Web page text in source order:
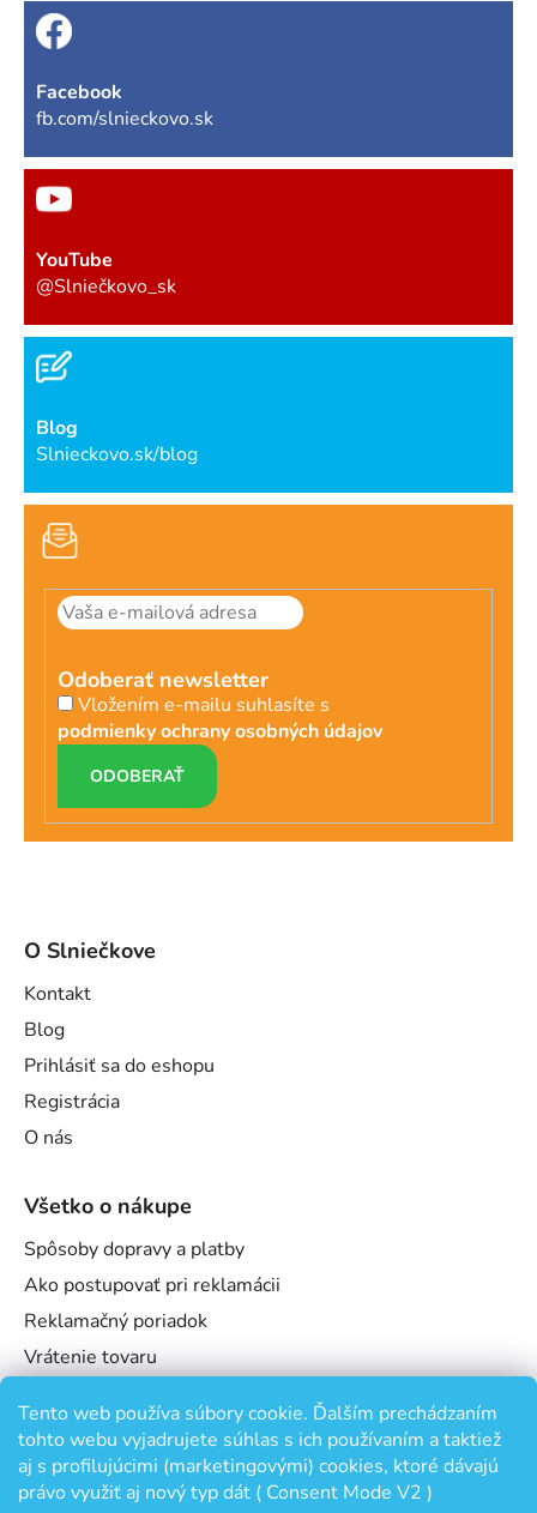
Tento web používa súbory cookie. Ďalším prechádzaním
tohto webu vyjadrujete súhlas s ich používaním a taktiež
aj s profilujúcimi (marketingovými) cookies, ktoré dávajú
právo využiť aj nový typ dát ( Consent Mode V2 )
Facebook
fb.com/slnieckovo.sk
YouTube
@Slniečkovo_sk
Blog
Slnieckovo.sk/blog
Odoberať newsletter
Vložením e-mailu suhlasíte s
podmienky ochrany osobných údajov
PRIHLÁSIŤ
SA
O Slniečkove
Kontakt
Blog
Prihlásiť sa do eshopu
Registrácia
O nás
Všetko o nákupe
Spôsoby dopravy a platby
Ako postupovať pri reklamácii
Reklamačný poriadok
Vrátenie tovaru
Podmienky ochrany osobných údajov
Odstúpenie od zmluvy